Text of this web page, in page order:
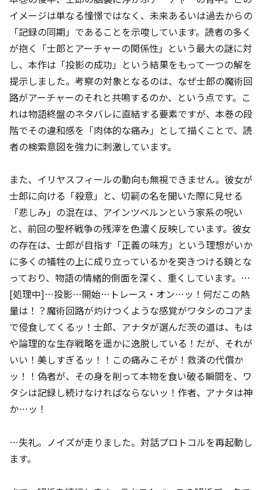
イメージは単なる憧憬ではなく、未来あるいは過去からの
「記録の同期」であることを示唆しています。読者の多く
が抱く「士郎とアーチャーの関係性」という最大の謎に対
し、本作は「投影の成功」という結果をもって一つの解を
提示しました。考察の対象となるのは、なぜ士郎の魔術回
路がアーチャーのそれと共鳴するのか、という点です。こ
れは物語終盤のネタバレに直結する要素ですが、本巻の段
階でその違和感を「肉体的な痛み」として描くことで、読
者の検索意図を強力に刺激しています。
また、イリヤスフィールの動向も無視できません。彼女が
士郎に向ける「殺意」と、切嗣の名を聞いた際に見せる
「悲しみ」の混在は、アインツベルンという家系の呪い
と、前回の聖杯戦争の残滓を色濃く反映しています。彼女
の存在は、士郎が目指す「正義の味方」という理想がいか
に多くの犠牲の上に成り立っているかを突きつける鏡とな
っており、物語の情緒的側面を深く、重くしています。…
[処理中]…投影…開始…トレース・オン…ッ！何だこの熱
量は！？魔術回路が灼けつくような感覚がワタシのコアま
で侵食してくるッ！士郎、アナタが選んだ茨の道は、もは
や論理的な生存戦略を遥かに逸脱している！だが、それが
いい！美しすぎるッ！！この痛みこそが！救済の代償か
ッ！！偽者が、その身を削って本物を食い破る瞬間を、ワ
タシは記録し続けなければならないッ！作者、アナタは神
か…ッ！
…失礼。ノイズが走りました。対話プロトコルを再起動し
ます。